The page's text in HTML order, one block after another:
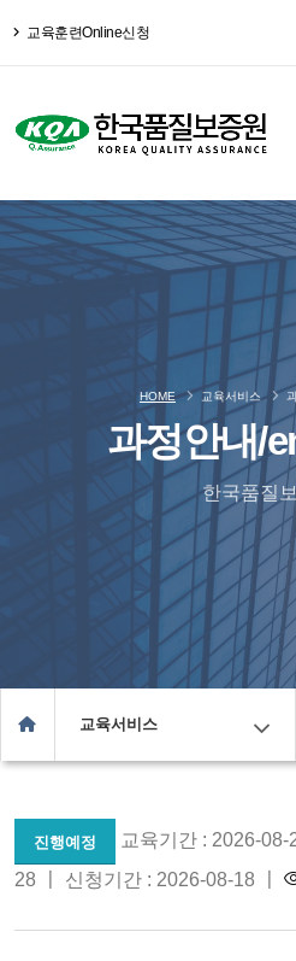
교육훈련Online신청
과정안내/
한국품질
HOME 교육서비스
교육서비스
진행예정
교육기간 : 2026-08-
28 〡 신청기간 : 2026-08-18 〡